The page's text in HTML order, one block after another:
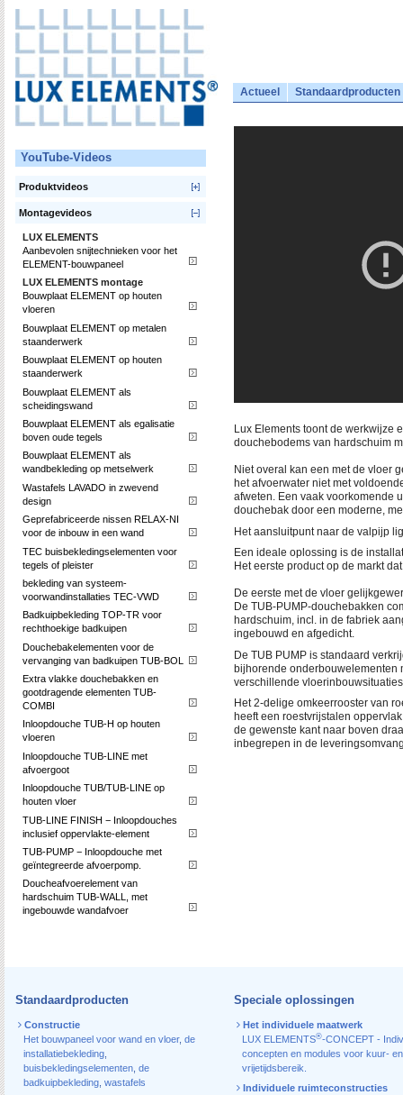
Actueel Standaardproducten
YouTube-Videos
Produktvideos
Montagevideos
LUX ELEMENTS
Aanbevolen snijtechnieken voor het
ELEMENT-bouwpaneel
LUX ELEMENTS montage
Bouwplaat ELEMENT op houten
vloeren
Bouwplaat ELEMENT op metalen
staanderwerk
Bouwplaat ELEMENT op houten
staanderwerk
Bouwplaat ELEMENT als
scheidingswand
Bouwplaat ELEMENT als egalisatie
boven oude tegels
Bouwplaat ELEMENT als
wandbekleding op metselwerk
Wastafels LAVADO in zwevend
design
Geprefabriceerde nissen RELAX-NI
voor de inbouw in een wand
TEC buisbekledingselementen voor
tegels of pleister
bekleding van systeem-
voorwandinstallaties TEC-VWD
Badkuipbekleding TOP-TR voor
rechthoekige badkuipen
Douchebakelementen voor de
vervanging van badkuipen TUB-BOL
Extra vlakke douchebakken en
gootdragende elementen TUB-
COMBI
Inloopdouche TUB-H op houten
vloeren
Inloopdouche TUB-LINE met
afvoergoot
Inloopdouche TUB/TUB-LINE op
houten vloer
TUB-LINE FINISH − Inloopdouches
inclusief oppervlakte-element
TUB-PUMP − Inloopdouche met
geïntegreerde afvoerpomp.
Doucheafvoerelement van
hardschuim TUB-WALL, met
ingebouwde wandafvoer
Lux Elements toont de werkwijze
douchebodems van hardschuim
Niet overal kan een met de vloer
het afvoerwater niet met
afweten. Een vaak voorkomende
douchebak door een moderne,
Het aansluitpunt naar de valpijp
Een ideale oplossing is de
Het eerste product op de markt
De eerste met de vloer
De TUB-PUMP-douchebakken
hardschuim, incl. in de fabriek
ingebouwd en afgedicht.
De TUB PUMP is standaard
bijhorende onderbouwelementen
verschillende
Het 2-delige omkeerrooster van
heeft een roestvrijstalen
de gewenste kant naar boven
inbegrepen in de
Standaardproducten
Constructie
Het bouwpaneel voor wand en vloer, de
installatiebekleding,
buisbekledingselementen, de
badkuipbekleding, wastafels
Speciale oplossingen
Het individuele maatwerk
LUX ELEMENTS®-CONCEPT -
concepten en modules voor kuur- en
vrijetijdsbereik.
Individuele ruimteconstructies